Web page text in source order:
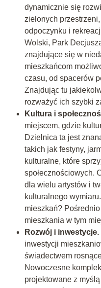
dynamicznie się
zielonych
odpoczynku i
Wolski, Park
znajdujące się w
mieszkańcom
czasu, od spacerów
Znajdując tu
rozważyć ich szybki
Kultura i
miejscem, gdzie
Dzielnica ta jest
takich jak festyny,
kulturalne, które
społecznościowych.
dla wielu artystów i
kulturalnego
mieszkań?
mieszkania w tym
Rozwój i inwestycje.
inwestycji
świadectwem
Nowoczesne
projektowane z